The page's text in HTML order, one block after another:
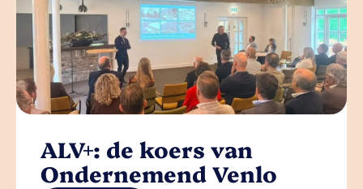
ALV+: de koers van
Ondernemend Venlo